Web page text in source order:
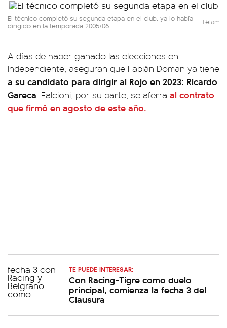
El técnico completó su segunda etapa en el club, ya lo había
dirigido en la temporada 2005/06. Télam
A días de haber ganado las elecciones en
Independiente, aseguran que Fabián Doman ya tiene
a su candidato para dirigir al Rojo en 2023: Ricardo
Gareca. Falcioni, por su parte, se aferra al contrato
que firmó en agosto de este año.
TE PUEDE INTERESAR:
Con Racing-Tigre como duelo
principal, comienza la fecha 3 del
Clausura